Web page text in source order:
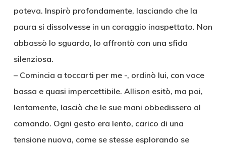
poteva. Inspirò profondamente, lasciando che la
paura si dissolvesse in un coraggio inaspettato. Non
abbassò lo sguardo, lo affrontò con una sfida
silenziosa.
– Comincia a toccarti per me -, ordinò lui, con voce
bassa e quasi impercettibile. Allison esitò, ma poi,
lentamente, lasciò che le sue mani obbedissero al
comando. Ogni gesto era lento, carico di una
tensione nuova, come se stesse esplorando se